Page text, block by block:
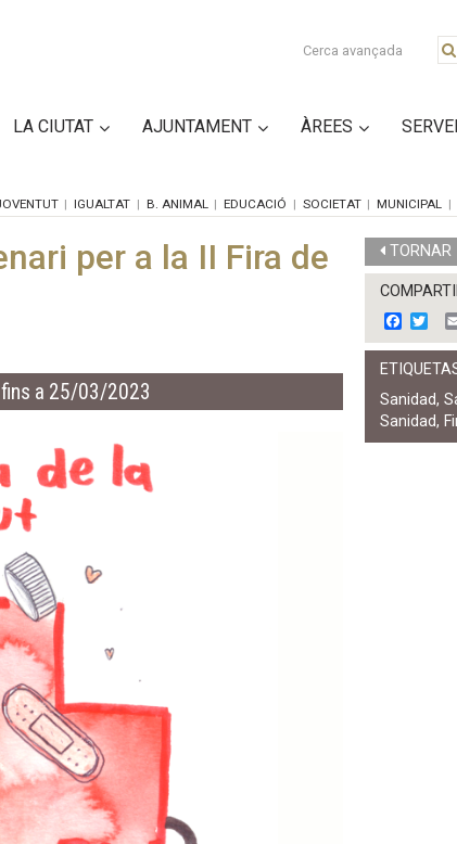
Cerca avançada
LA CIUTAT AJUNTAMENT ÀREES
IGUALTAT B. ANIMAL EDUCACIÓ SOCIETAT MUNICIPAL
per a la II Fira de
a 25/03/2023
TORNAR
F
a
c
e
b
o
o
k
w
i
t
t
e
r
Sanidad,
Sanidad,